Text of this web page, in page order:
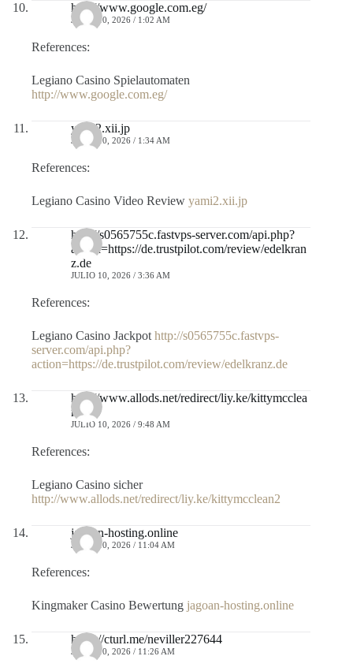
http://www.google.com.eg/
JULIO 10, 2026 / 1:02 AM
References:
Legiano Casino Spielautomaten
http://www.google.com.eg/
yami2.xii.jp
JULIO 10, 2026 / 1:34 AM
References:
Legiano Casino Video Review yami2.xii.jp
http://s0565755c.fastvps-server.com/api.php?
action=https://de.trustpilot.com/review/edelkran
z.de
JULIO 10, 2026 / 3:36 AM
References:
Legiano Casino Jackpot http://s0565755c.fastvps-
server.com/api.php?
action=https://de.trustpilot.com/review/edelkranz.de
http://www.allods.net/redirect/liy.ke/kittymcclea
n2
JULIO 10, 2026 / 9:48 AM
References:
Legiano Casino sicher
http://www.allods.net/redirect/liy.ke/kittymcclean2
jagoan-hosting.online
JULIO 10, 2026 / 11:04 AM
References:
Kingmaker Casino Bewertung jagoan-hosting.online
https://cturl.me/neviller227644
JULIO 10, 2026 / 11:26 AM